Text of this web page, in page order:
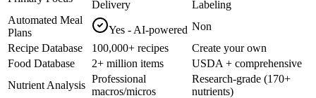
Delivery
Labeling
Automated Meal
Plans
Yes - AI-powered Non
Recipe Database
100,000+ recipes
Create your own
Food Database
2+ million items
USDA + comprehensive
Nutrient Analysis
Professional
macros/micros
Research-grade (170+
nutrients)